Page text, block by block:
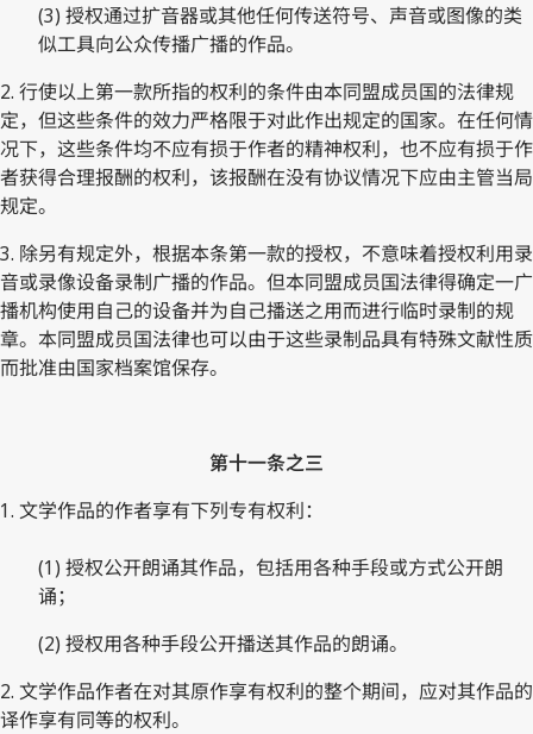
(3) 授权通过扩音器或其他任何传送符号、声音或图像的类
似工具向公众传播广播的作品。
2. 行使以上第一款所指的权利的条件由本同盟成员国的法律规
定，但这些条件的效力严格限于对此作出规定的国家。在任何情
况下，这些条件均不应有损于作者的精神权利，也不应有损于作
者获得合理报酬的权利，该报酬在没有协议情况下应由主管当局
规定。
3. 除另有规定外，根据本条第一款的授权，不意味着授权利用录
音或录像设备录制广播的作品。但本同盟成员国法律得确定一广
播机构使用自己的设备并为自己播送之用而进行临时录制的规
章。本同盟成员国法律也可以由于这些录制品具有特殊文献性质
而批准由国家档案馆保存。
第十一条之三
1. 文学作品的作者享有下列专有权利：
(1) 授权公开朗诵其作品，包括用各种手段或方式公开朗
诵；
(2) 授权用各种手段公开播送其作品的朗诵。
2. 文学作品作者在对其原作享有权利的整个期间，应对其作品的
译作享有同等的权利。